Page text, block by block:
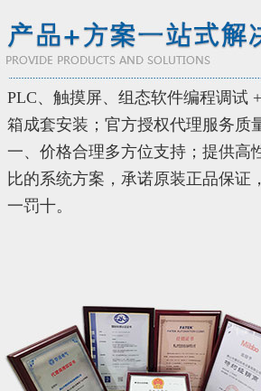
PLC、触摸屏、组态软件编程调试
箱成套安装；官方授权代理服务质
一、价格合理多方位支持；提供高
比的系统方案，承诺原装正品保证
一罚十。